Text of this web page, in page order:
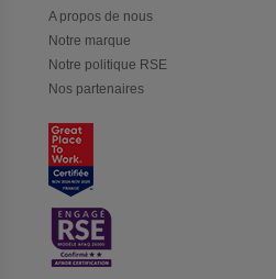
A propos de nous
Notre marque
Notre politique RSE
Nos partenaires